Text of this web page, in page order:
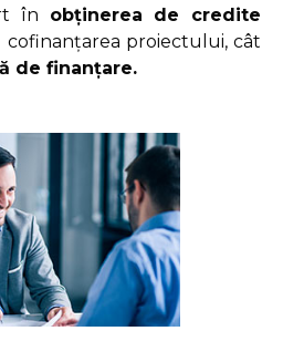
în obținerea de credite
proiectului, cât
de finanțare.